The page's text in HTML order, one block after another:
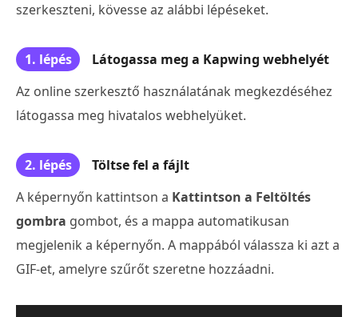
szerkeszteni, kövesse az alábbi lépéseket.
1. lépés
Látogassa meg a Kapwing webhelyét
Az online szerkesztő használatának megkezdéséhez
látogassa meg hivatalos webhelyüket.
2. lépés
Töltse fel a fájlt
A képernyőn kattintson a Kattintson a Feltöltés
gombra gombot, és a mappa automatikusan
megjelenik a képernyőn. A mappából válassza ki azt a
GIF-et, amelyre szűrőt szeretne hozzáadni.